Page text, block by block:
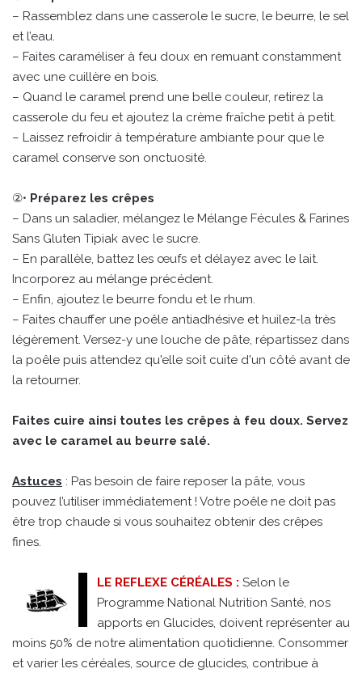
– Rassemblez dans une casserole le sucre, le beurre, le sel
et l’eau.
– Faites caraméliser à feu doux en remuant constamment
avec une cuillère en bois.
– Quand le caramel prend une belle couleur, retirez la
casserole du feu et ajoutez la crème fraîche petit à petit.
– Laissez refroidir à température ambiante pour que le
caramel conserve son onctuosité.
②• Préparez les crêpes
– Dans un saladier, mélangez le Mélange Fécules & Farines
Sans Gluten Tipiak avec le sucre.
– En parallèle, battez les œufs et délayez avec le lait.
Incorporez au mélange précédent.
– Enfin, ajoutez le beurre fondu et le rhum.
– Faites chauffer une poêle antiadhésive et huilez-la très
légèrement. Versez-y une louche de pâte, répartissez dans
la poêle puis attendez qu'elle soit cuite d'un côté avant de
la retourner.
Faites cuire ainsi toutes les crêpes à feu doux. Servez
avec le caramel au beurre salé.
Astuces : Pas besoin de faire reposer la pâte, vous
pouvez l’utiliser immédiatement ! Votre poêle ne doit pas
être trop chaude si vous souhaitez obtenir des crêpes
fines.
LE REFLEXE CÉRÉALES : Selon le
Programme National Nutrition Santé, nos
apports en Glucides, doivent représenter au
moins 50% de notre alimentation quotidienne. Consommer
et varier les céréales, source de glucides, contribue à